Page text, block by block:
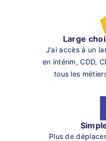
Large
J’ai accès à un
en intérim, CDD,
tous les
Plus de